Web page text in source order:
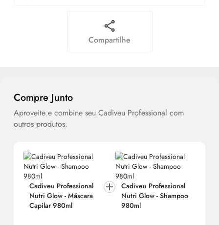
Compartilhe
Compre Junto
Aproveite e combine seu Cadiveu Professional com
outros produtos.
Cadiveu Professional
Nutri Glow - Máscara
Capilar 980ml
Cadiveu Professional
Nutri Glow - Shampoo
980ml